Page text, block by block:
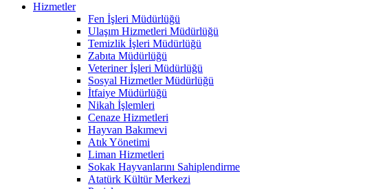
Hizmetler
Fen İşleri Müdürlüğü
Ulaşım Hizmetleri Müdürlüğü
Temizlik İşleri Müdürlüğü
Zabıta Müdürlüğü
Veteriner İşleri Müdürlüğü
Sosyal Hizmetler Müdürlüğü
İtfaiye Müdürlüğü
Nikah İşlemleri
Cenaze Hizmetleri
Hayvan Bakımevi
Atık Yönetimi
Liman Hizmetleri
Sokak Hayvanlarını Sahiplendirme
Atatürk Kültür Merkezi